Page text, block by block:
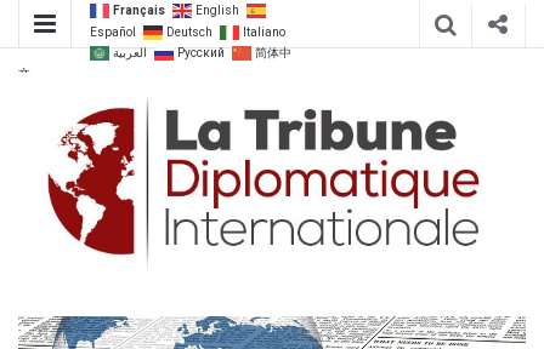
Français
English
Español
Deutsch
Italiano
العربية
Русский
简体中
文
La Tribune